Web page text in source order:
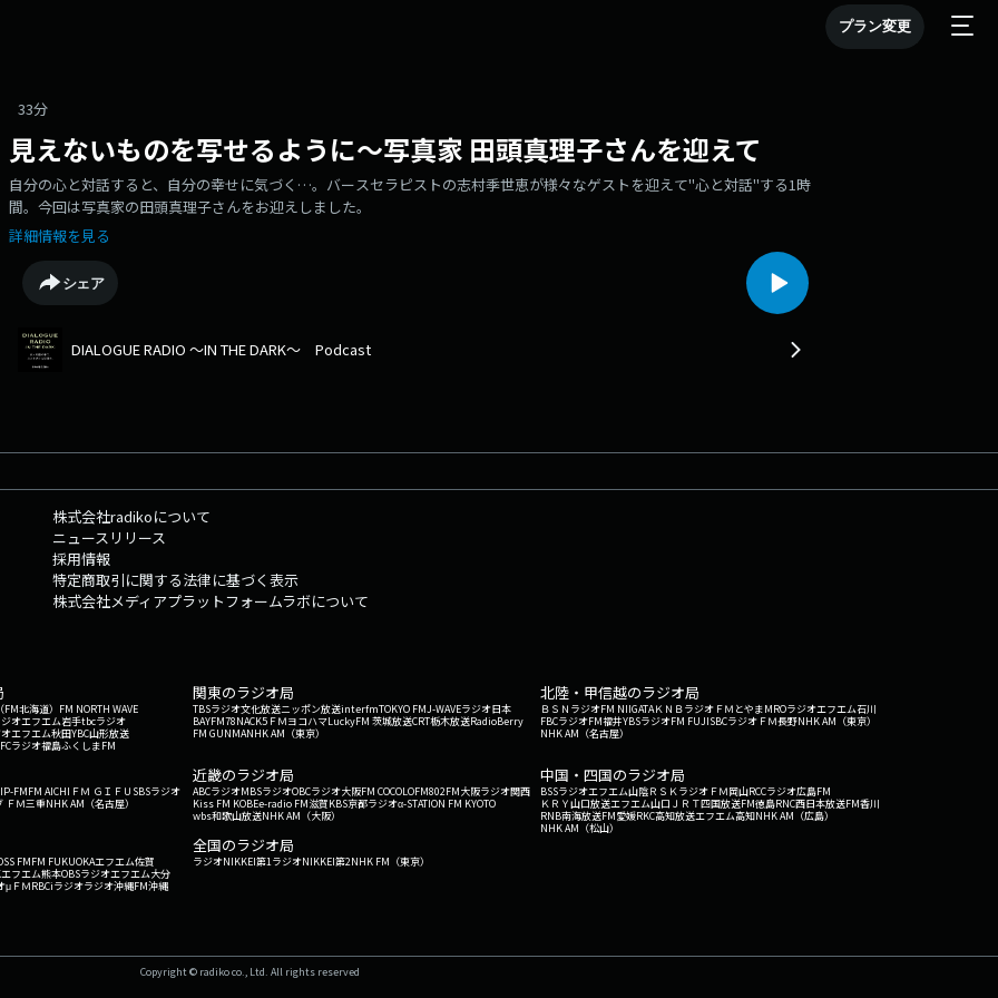
プラン変更
33分
見えないものを写せるように～写真家 田頭真理子さんを迎えて
自分の心と対話すると、自分の幸せに気づく…。バースセラピストの志村季世恵が様々なゲストを迎えて"心と対話"する1時
間。今回は写真家の田頭真理子さんをお迎えしました。
詳細情報を見る
シェア
DIALOGUE RADIO ～IN THE DARK～ Podcast
株式会社radikoについて
ニュースリリース
採用情報
特定商取引に関する法律に基づく表示
株式会社メディアプラットフォームラボについて
北海道） FM NORTH WAVE
オエフエム岩手tbcラジオ
エフエム秋田YBC山形放送
ラジオ福島ふくしまFM
関東のラジオ局
TBSラジオ文化放送ニッポン放送interfmTOKYO FMJ-WAVEラジオ日本
BAYFM78NACK5 ＦＭヨコハマLuckyFM 茨城放送CRT栃木放送RadioBerry
FM GUNMANHK AM（東京）
北陸・甲信越のラジオ局
ＢＳＮラジオFM NIIGATAＫＮＢラジオ ＦＭとやまMROラジオエフエム石川
FBCラジオFM福井YBSラジオFM FUJISBCラジオ ＦＭ長野NHK AM（東京）
NHK AM（名古屋）
FMFM AICHI ＦＭ ＧＩＦＵ SBSラジオ
ＦＭ三重NHK AM（名古屋）
近畿のラジオ局
ABCラジオMBSラジオOBCラジオ大阪FM COCOLOFM802FM大阪ラジオ関西
Kiss FM KOBEe-radio FM滋賀KBS京都ラジオα-STATION FM KYOTO
wbs和歌山放送NHK AM（大阪）
中国・四国のラジオ局
BSSラジオエフエム山陰ＲＳＫラジオ ＦＭ岡山RCCラジオ広島FM
ＫＲＹ山口放送エフエム山口 ＪＲＴ四国放送FM徳島RNC西日本放送FM香川
RNB南海放送FM愛媛RKC高知放送エフエム高知NHK AM（広島）
NHK AM（松山）
FMFM FUKUOKAエフエム佐賀
フエム熊本OBSラジオエフエム大分
μＦＭRBCiラジオラジオ沖縄FM沖縄
全国のラジオ局
ラジオNIKKEI第1ラジオNIKKEI第2NHK FM（東京）
Copyright © radiko co., Ltd. All rights reserved